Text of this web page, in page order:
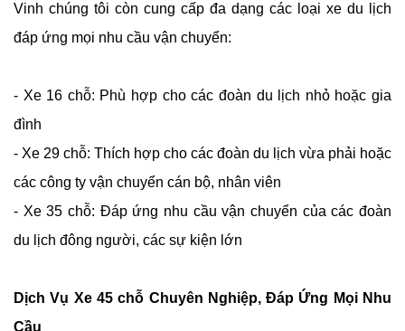
Vinh chúng tôi còn cung cấp đa dạng các loại xe du lịch
đáp ứng mọi nhu cầu vận chuyển:
- Xe 16 chỗ: Phù hợp cho các đoàn du lịch nhỏ hoặc gia
đình
- Xe 29 chỗ: Thích hợp cho các đoàn du lịch vừa phải hoặc
các công ty vận chuyển cán bộ, nhân viên
- Xe 35 chỗ: Đáp ứng nhu cầu vận chuyển của các đoàn
du lịch đông người, các sự kiện lớn
Dịch Vụ Xe 45 chỗ Chuyên Nghiệp, Đáp Ứng Mọi Nhu
Cầu